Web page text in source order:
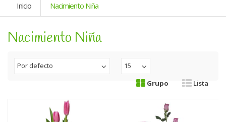
Inicio Nacimiento Niña
Nacimiento Niña
Por defecto
15
Grupo
Lista